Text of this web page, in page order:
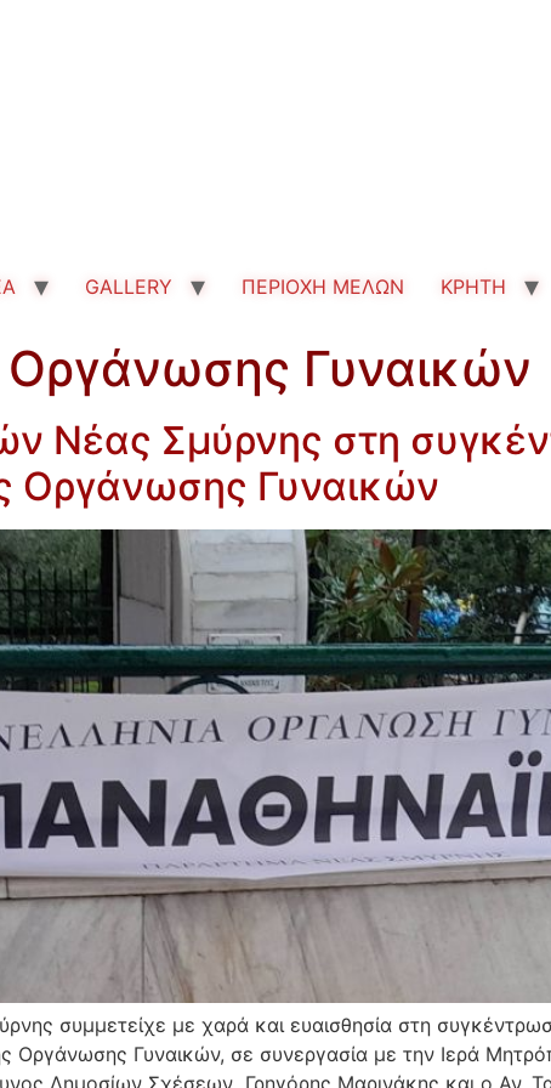
GALLERY ΠΕΡΙΟΧΗ ΜΕΛΩΝ ΚΡΗΤΗ
Γυναικών
Νέας Σμύρνης στη
Οργάνωσης Γυναικών
συμμετείχε με χαρά και ευαισθησία στη
Γυναικών, σε συνεργασία με την Ιερά
Δημοσίων Σχέσεων Γρηγόρης Μαρινάκης και ο Αν.